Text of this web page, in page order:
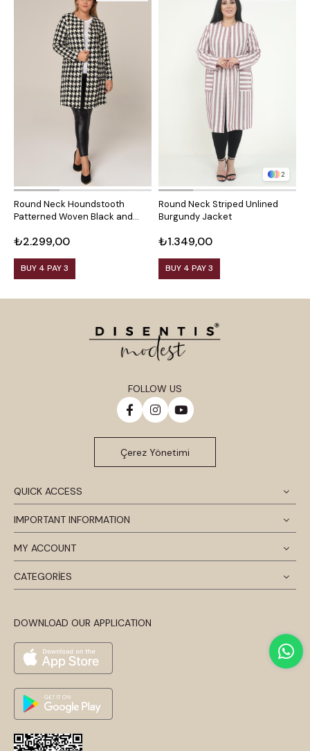
Round Neck Houndstooth
Patterned Woven Black and
Pockets
₺2.299,00
BUY 4 PAY 3
2
Round Neck Striped Unlined
Burgundy Jacket
₺1.349,00
BUY 4 PAY 3
QUICK ACCESS
IMPORTANT INFORMATION
MY ACCOUNT
CATEGORİES
DOWNLOAD OUR APPLICATION
FOLLOW US
Çerez Yönetimi